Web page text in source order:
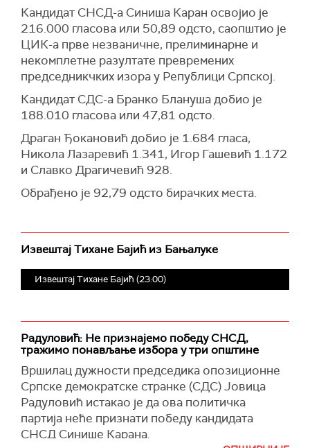
Кандидат СНСД-а Синиша Каран освојио је
216.000 гласова или 50,89 одсто, саопштио је
ЦИК-а прве незваничне, прелиминарне и
некомплетне разултате превремених
председникчких изора у Републици Српској.
Кандидат СДС-а Бранко Блануша добио је
188.010 гласова или 47,81 одсто.
Драган Ђокановић добио је 1.684 гласа,
Никола Лазаревић 1.341, Игор Гашевић 1.172
и Славко Драгичевић 928.
Обрађено је 92,79 одсто бирачких места.
Извештај Тихане Бајић из Бањалуке
Извештај Тихане Бајић (23:00)
Радуловић: Не признајемо победу СНСД,
тражимо понављање избора у три општине
Вршилац дужности председика опозиционне
Српске демократске странке (СДС) Јовица
Радуловић истакао је да ова политичка
партија неће признати победу кандидата
СНСД Синише Карана.